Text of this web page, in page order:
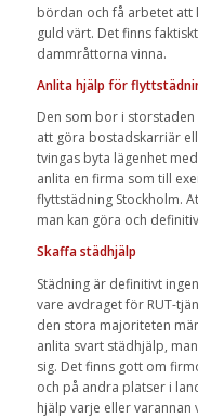
bördan och få arbetet att
guld värt. Det finns
dammråttorna vinna.
Anlita hjälp för
Den som bor i
att göra bostadskarriär
tvingas byta lägenhet
anlita en firma som till
flyttstädning Stockholm.
man kan göra och
Skaffa städhjälp
Städning är definitivt
vare avdraget för RUT-
den stora majoriteten
anlita svart städhjälp,
sig. Det finns gott om
och på andra platser i
hjälp varje eller varannan